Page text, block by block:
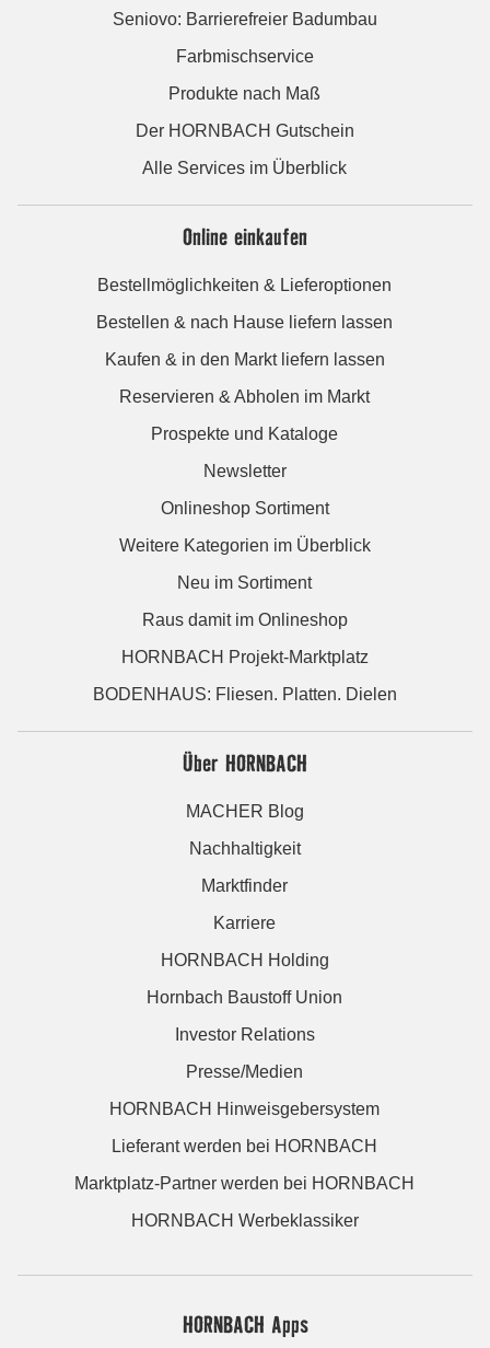
Seniovo: Barrierefreier Badumbau
Farbmischservice
Produkte nach Maß
Der HORNBACH Gutschein
Alle Services im Überblick
Online einkaufen
Bestellmöglichkeiten & Lieferoptionen
Bestellen & nach Hause liefern lassen
Kaufen & in den Markt liefern lassen
Reservieren & Abholen im Markt
Prospekte und Kataloge
Newsletter
Onlineshop Sortiment
Weitere Kategorien im Überblick
Neu im Sortiment
Raus damit im Onlineshop
HORNBACH Projekt-Marktplatz
BODENHAUS: Fliesen. Platten. Dielen
Über HORNBACH
MACHER Blog
Nachhaltigkeit
Marktfinder
Karriere
HORNBACH Holding
Hornbach Baustoff Union
Investor Relations
Presse/Medien
HORNBACH Hinweisgebersystem
Lieferant werden bei HORNBACH
Marktplatz-Partner werden bei HORNBACH
HORNBACH Werbeklassiker
HORNBACH Apps